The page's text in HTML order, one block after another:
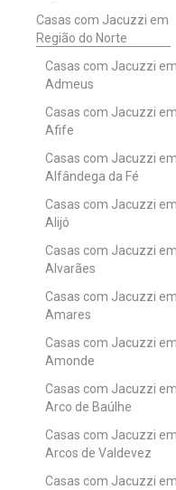
Casas com Jacuzzi em
Região do Norte
Casas com Jacuzzi em
Admeus
Casas com Jacuzzi em
Afife
Casas com Jacuzzi em
Alfândega da Fé
Casas com Jacuzzi em
Alijó
Casas com Jacuzzi em
Alvarães
Casas com Jacuzzi em
Amares
Casas com Jacuzzi em
Amonde
Casas com Jacuzzi em
Arco de Baúlhe
Casas com Jacuzzi em
Arcos de Valdevez
Casas com Jacuzzi em